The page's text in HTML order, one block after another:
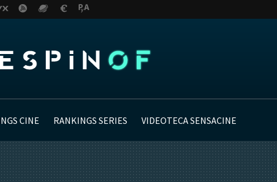
CINE RANKINGS SERIES VIDEOTECA SENSACINE